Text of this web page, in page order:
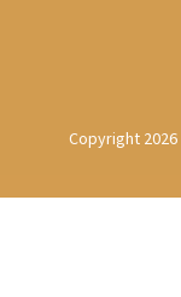
Copyright 2026